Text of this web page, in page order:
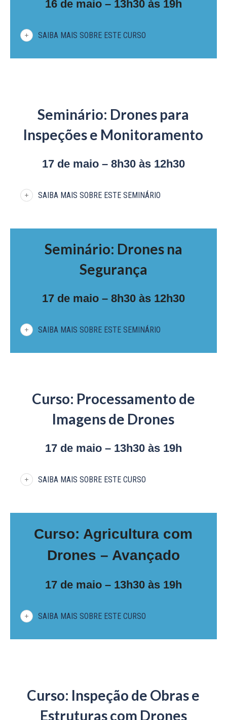
16 de maio – 13h30 às 19h
SAIBA MAIS SOBRE ESTE CURSO
Seminário: Drones para
Inspeções e Monitoramento
17 de maio – 8h30 às 12h30
SAIBA MAIS SOBRE ESTE SEMINÁRIO
Seminário: Drones na
Segurança
17 de maio – 8h30 às 12h30
SAIBA MAIS SOBRE ESTE SEMINÁRIO
Curso: Processamento de
Imagens de Drones
17 de maio – 13h30 às 19h
SAIBA MAIS SOBRE ESTE CURSO
Curso: Agricultura com
Drones – Avançado
17 de maio – 13h30 às 19h
SAIBA MAIS SOBRE ESTE CURSO
Curso: Inspeção de Obras e
Estruturas com Drones